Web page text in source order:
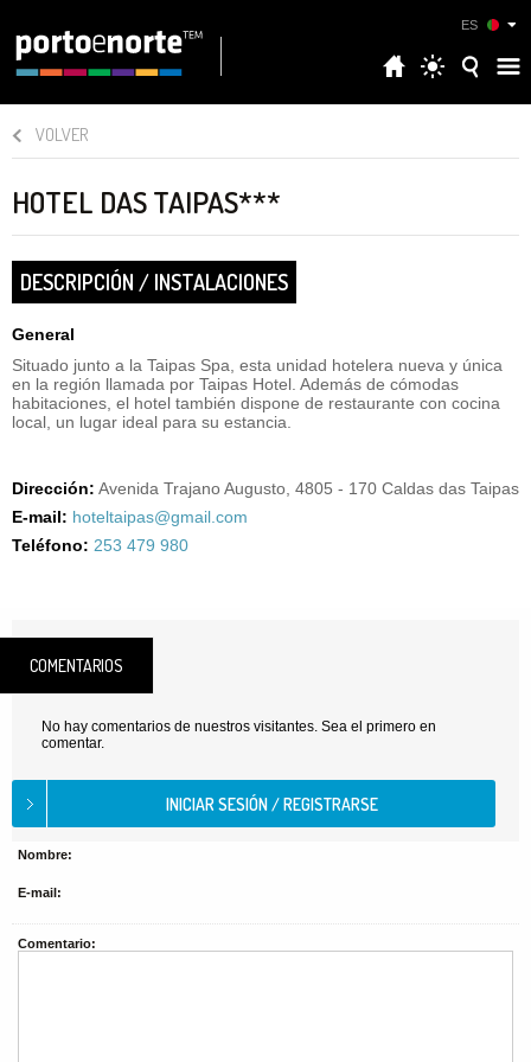
ES
VOLVER
HOTEL DAS TAIPAS***
DESCRIPCIÓN / INSTALACIONES
General
Situado junto a la Taipas Spa, esta unidad hotelera nueva y única
en la región llamada por Taipas Hotel. Además de cómodas
habitaciones, el hotel también dispone de restaurante con cocina
local, un lugar ideal para su estancia.
Dirección: Avenida Trajano Augusto, 4805 - 170 Caldas das Taipas
E-mail: hoteltaipas@gmail.com
Teléfono: 253 479 980
COMENTARIOS
No hay comentarios de nuestros visitantes. Sea el primero en
comentar.
Nombre:
E-mail:
Comentario: